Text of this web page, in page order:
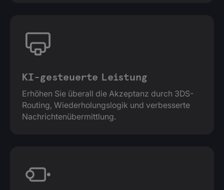
KI-gesteuerte Leistung
Erhöhen Sie überall die Akzeptanz durch 3DS-
Routing, Wiederholungslogik und verbesserte
Nachrichtenübermittlung.